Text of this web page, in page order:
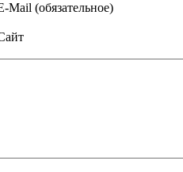
Mail (обязательное)